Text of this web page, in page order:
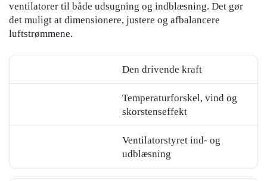
ventilatorer til både udsugning og indblæsning. Det gør
det muligt at dimensionere, justere og afbalancere
luftstrømmene.
Den drivende kraft
Temperaturforskel, vind og
skorstenseffekt
Ventilatorstyret ind- og
udblæsning